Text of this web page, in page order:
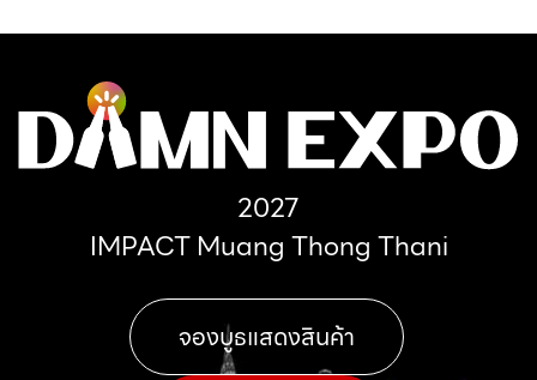
2027
IMPACT Muang Thong Thani
จองบูธแสดงสินค้า ​